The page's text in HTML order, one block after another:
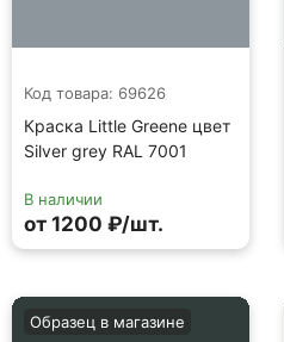
Код товара: 69626
Краска Little Greene цвет
Silver grey RAL 7001
В наличии
от 1200 ₽/шт.
Образец в магазине